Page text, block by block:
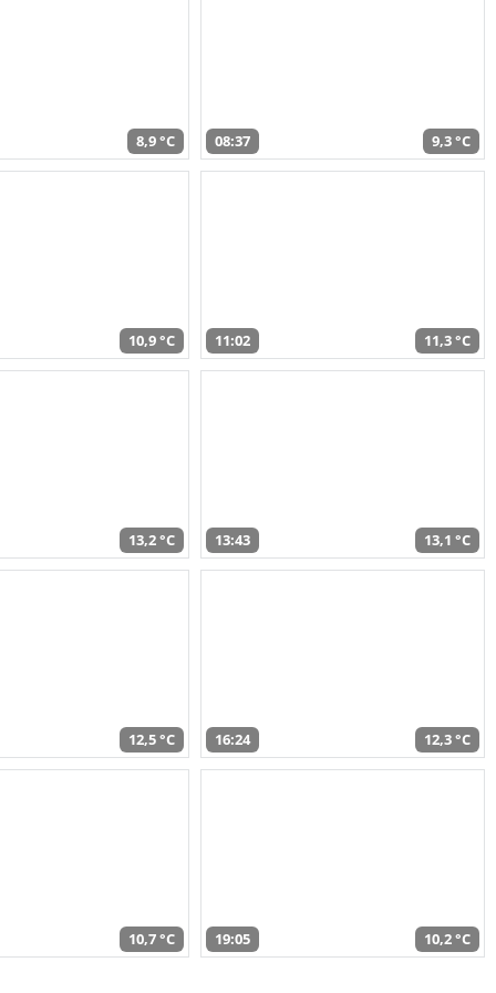
8,9 °C 08:37 9,3 °C
10,9 °C 11:02 11,3 °C
13,2 °C 13:43 13,1 °C
12,5 °C 16:24 12,3 °C
10,7 °C 19:05 10,2 °C